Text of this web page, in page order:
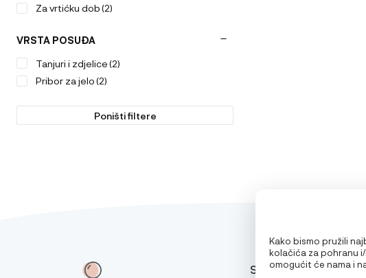
Kako bismo pružili
kolačića za pohranu
omogućit će nama i
Za vrtićku dob(2)
VRSTA POSUĐA
Tanjuri i zdjelice(2)
Pribor za jelo(2)
Poništi filtere
SAVJETI